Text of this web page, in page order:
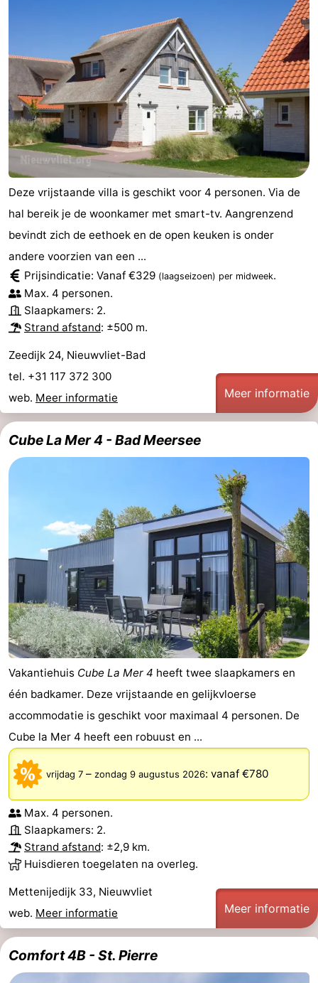
Deze vrijstaande villa is geschikt voor 4 personen. Via de
hal bereik je de woonkamer met smart-tv. Aangrenzend
bevindt zich de eethoek en de open keuken is onder
andere voorzien van een ...
Prijsindicatie: Vanaf €329 (laagseizoen) per midweek.
Max. 4 personen.
Slaapkamers: 2.
Strand afstand: ±500 m.
Zeedijk 24, Nieuwvliet-Bad
tel. +31 117 372 300
web. Meer informatie Meer informatie
Cube La Mer 4 - Bad Meersee
Vakantiehuis Cube La Mer 4 heeft twee slaapkamers en
één badkamer. Deze vrijstaande en gelijkvloerse
accommodatie is geschikt voor maximaal 4 personen. De
Cube la Mer 4 heeft een robuust en ...
vrijdag 7 – zondag 9 augustus 2026: vanaf €780
Max. 4 personen.
Slaapkamers: 2.
Strand afstand: ±2,9 km.
Huisdieren toegelaten na overleg.
Mettenijedijk 33, Nieuwvliet
web. Meer informatie Meer informatie
Comfort 4B - St. Pierre